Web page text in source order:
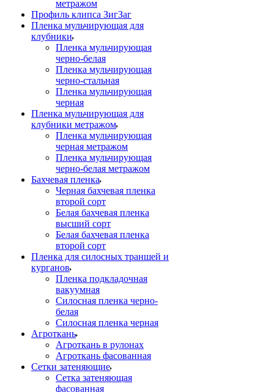
метражом
Профиль клипса ЗигЗаг
Пленка мульчирующая для
клубники
Пленка мульчирующая
черно-белая
Пленка мульчирующая
черно-стальная
Пленка мульчирующая
черная
Пленка мульчирующая для
клубники метражом
Пленка мульчирующая
черная метражом
Пленка мульчирующая
черно-белая метражом
Бахчевая пленка
Черная бахчевая пленка
второй сорт
Белая бахчевая пленка
высший сорт
Белая бахчевая пленка
второй сорт
Пленка для силосных траншей и
курганов
Пленка подкладочная
вакуумная
Силосная пленка черно-
белая
Силосная пленка черная
Агроткань
Агроткань в рулонах
Агроткань фасованная
Сетки затеняющие
Сетка затеняющая
фасованная